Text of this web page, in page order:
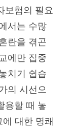
보험의 필요
서는 수많
란을 겪곤
에만 집중
치기 쉽습
의 시선으
용할 때 놓
대한 명쾌